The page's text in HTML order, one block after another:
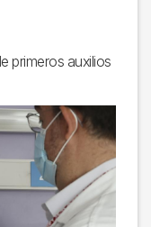
primeros auxilios